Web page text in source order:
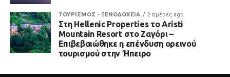
ΤΟΥΡΙΣΜΟΣ - ΞΕΝΟΔΟΧΕΙΑ 2 ημέρες ago
Στη Hellenic Properties το Aristi
Mountain Resort στο Ζαγόρι –
Επιβεβαιώθηκε η επένδυση ορεινού
τουρισμού στην Ήπειρο